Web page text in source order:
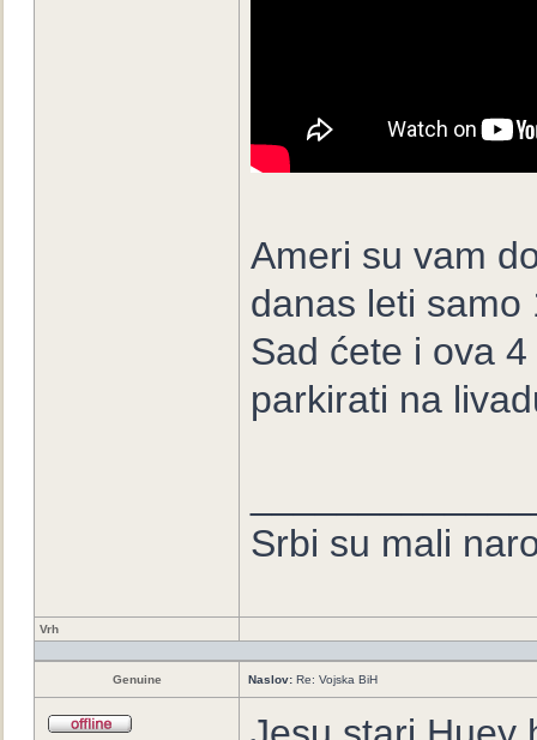
Ameri su vam
danas leti samo
Sad ćete i ova
parkirati na
Srbi su mali
Vrh
Genuine Naslov: Re: Vojska BiH